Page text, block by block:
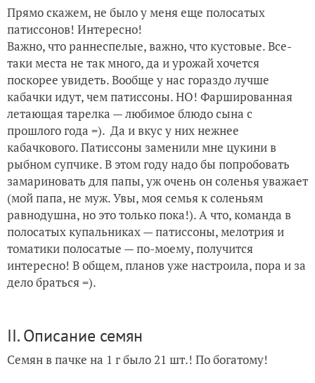
Прямо скажем, не было у меня еще полосатых
патиссонов! Интересно!
Важно, что раннеспелые, важно, что кустовые. Все-
таки места не так много, да и урожай хочется
поскорее увидеть. Вообще у нас гораздо лучше
кабачки идут, чем патиссоны. НО! Фаршированная
летающая тарелка — любимое блюдо сына с
прошлого года =). Да и вкус у них нежнее
кабачкового. Патиссоны заменили мне цукини в
рыбном супчике. В этом году надо бы попробовать
замариновать для папы, уж очень он соленья уважает
(мой папа, не муж. Увы, моя семья к соленьям
равнодушна, но это только пока!). А что, команда в
полосатых купальниках — патиссоны, мелотрия и
томатики полосатые — по-моему, получится
интересно! В общем, планов уже настроила, пора и за
дело браться =).
II. Описание семян
Семян в пачке на 1 г было 21 шт.! По богатому!